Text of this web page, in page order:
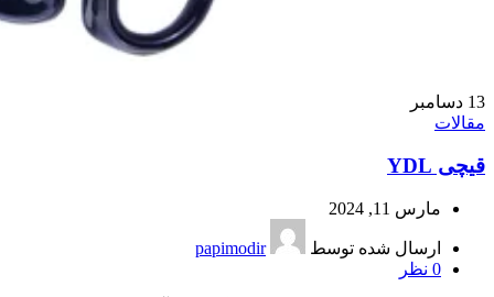
13 دسامبر
مقالات
قیچی YDL
مارس 11, 2024
ارسال شده توسط
papimodir
0 نظر